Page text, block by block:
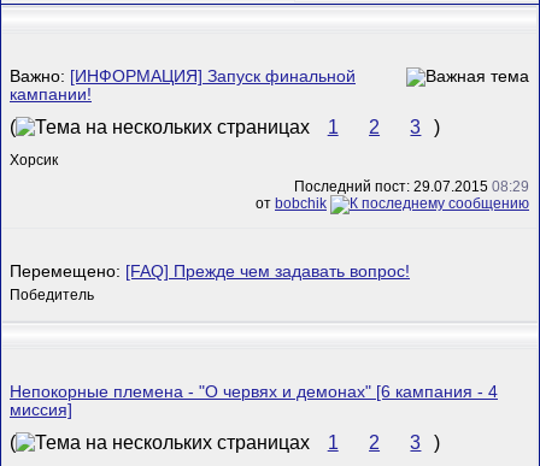
Важно: [ИНФОРМАЦИЯ] Запуск финальной
кампании!
( 1 2 3 )
Хорсик
Последний пост: 29.07.2015 08:29
от bobchik
Перемещено: [FAQ] Прежде чем задавать вопрос!
Победитель
Непокорные племена - "О червях и демонах" [6 кампания - 4
миссия]
( 1 2 3 )